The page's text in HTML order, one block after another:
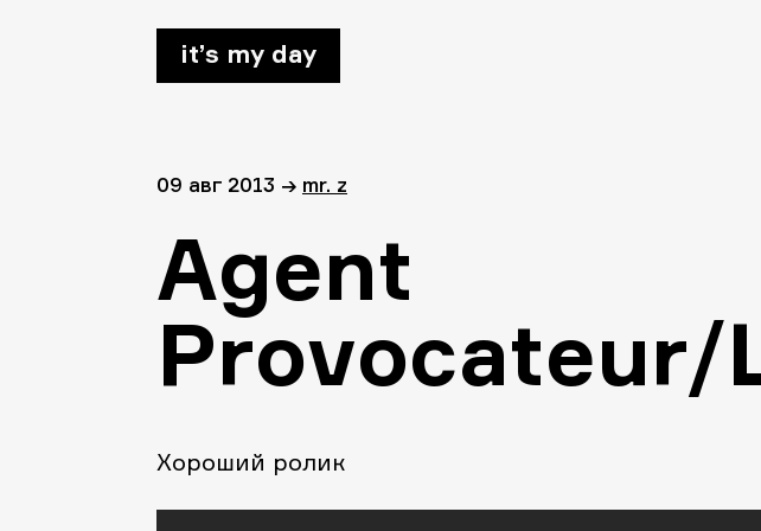
it’s my day
09 авг 2013 → mr. z
Agent
Provocateur/
Хороший ролик